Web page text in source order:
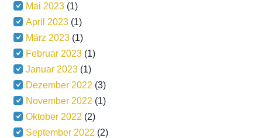
Mai 2023 (1)
April 2023 (1)
März 2023 (1)
Februar 2023 (1)
Januar 2023 (1)
Dezember 2022 (3)
November 2022 (1)
Oktober 2022 (2)
September 2022 (2)